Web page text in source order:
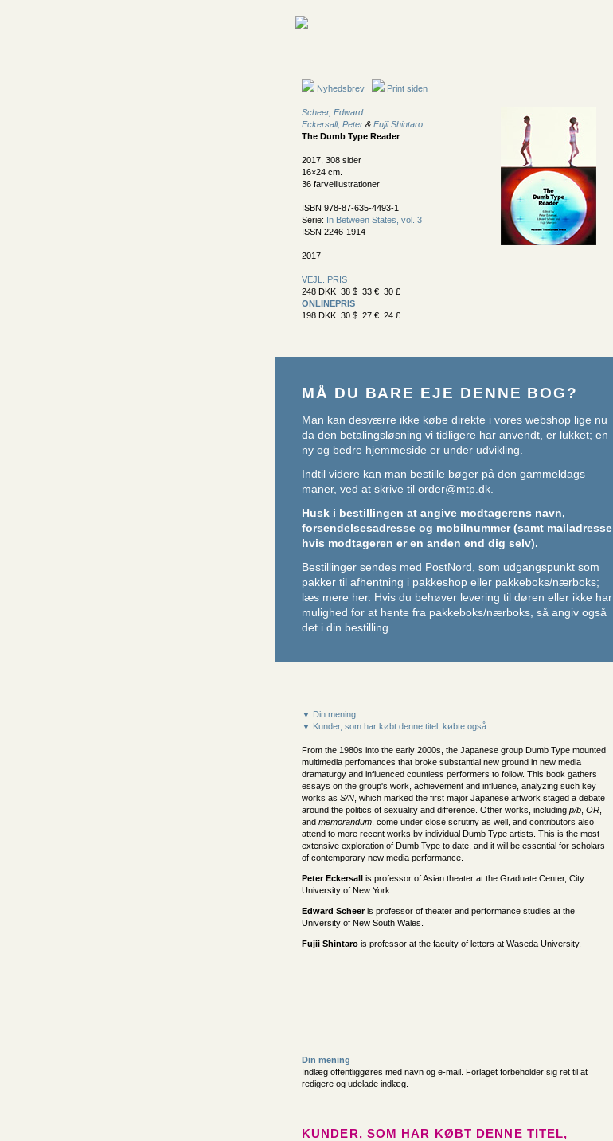
Nyhedsbrev Print siden
Scheer, Edward
Eckersall, Peter & Fujii Shintaro
The Dumb Type Reader
2017, 308 sider
16×24 cm.
36 farveillustrationer
ISBN 978-87-635-4493-1
Serie: In Between States, vol. 3
ISSN 2246-1914
2017
VEJL. PRIS
248 DKK 38 $ 33 € 30 £
ONLINEPRIS
198 DKK 30 $ 27 € 24 £
MÅ DU BARE EJE DENNE BOG?
Man kan desværre ikke købe direkte i vores webshop lige nu
da den betalingsløsning vi tidligere har anvendt, er lukket; en
ny og bedre hjemmeside er under udvikling.
Indtil videre kan man bestille bøger på den gammeldags
maner, ved at skrive til order@mtp.dk.
Husk i bestillingen at angive modtagerens navn,
forsendelsesadresse og mobilnummer (samt mailadresse
hvis modtageren er en anden end dig selv).
Bestillinger sendes med PostNord, som udgangspunkt som
pakker til afhentning i pakkeshop eller pakkeboks/nærboks;
læs mere her. Hvis du behøver levering til døren eller ikke har
mulighed for at hente fra pakkeboks/nærboks, så angiv også
det i din bestilling.
▼ Din mening
▼ Kunder, som har købt denne titel, købte også
From the 1980s into the early 2000s, the Japanese group Dumb Type mounted
multimedia perfomances that broke substantial new ground in new media
dramaturgy and influenced countless performers to follow. This book gathers
essays on the group's work, achievement and influence, analyzing such key
works as S/N , which marked the first major Japanese artwork staged a debate
around the politics of sexuality and difference. Other works, including p/b OR
and memorandum , come under close scrutiny as well, and contributors also
attend to more recent works by individual Dumb Type artists. This is the most
extensive exploration of Dumb Type to date, and it will be essential for scholars
of contemporary new media performance.
Peter Eckersall is professor of Asian theater at the Graduate Center, City
University of New York.
Edward Scheeris professor of theater and performance studies at the
University of New South Wales.
Fujii Shintaro is professor at the faculty of letters at Waseda University.
Din mening
Indlæg offentliggøres med navn og e-mail. Forlaget forbeholder sig ret til at
redigere og udelade indlæg.
KUNDER, SOM HAR KØBT DENNE TITEL,